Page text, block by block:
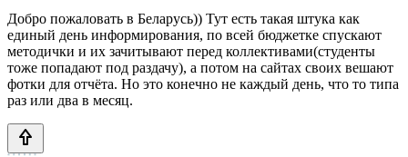
Добро пожаловать в Беларусь)) Тут есть такая штука как
единый день информирования, по всей бюджетке спускают
методички и их зачитывают перед коллективами(студенты
тоже попадают под раздачу), а потом на сайтах своих вешают
фотки для отчёта. Но это конечно не каждый день, что то типа
раз или два в месяц.